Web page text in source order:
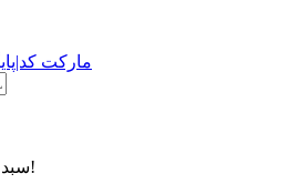
سبد خرید شما خالی است!